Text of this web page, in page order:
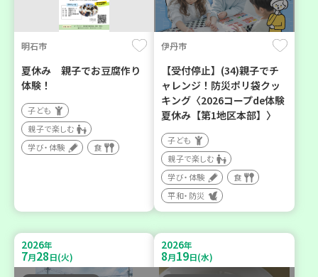
明石市
夏休み 親子でお豆腐作り
体験！
子ども
親子で楽しむ
学び・体験
食
伊丹市
【受付停止】(34)親子でチ
ャレンジ！防災ポリ袋クッ
キング〈2026コープde体験
夏休み【第1地区本部】〉
子ども
親子で楽しむ
学び・体験
食
平和・防災
2026年
7月28日(火)
2026年
8月19日(水)